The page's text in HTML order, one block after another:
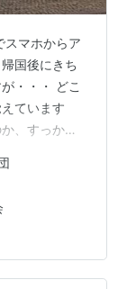
スマホからア
国後にきち
・・・ どこ
ています
、すっかり
賞されたの
招待》され
平和大使4
参列。 ナマ
チを視聴さ